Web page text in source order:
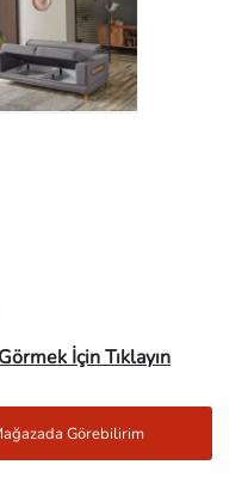
İçin Tıklayın
Görebilirim